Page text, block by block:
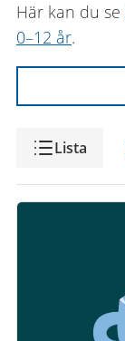
Här kan du se
0–12 år.
VisningLista